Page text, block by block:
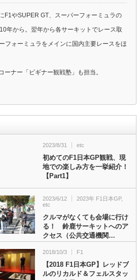
F1やSUPER GT、スーパーフォーミュラの
年から。翌年から各サーキットでレース取
フォーミュラをメインに国内主要レースをほ
ナー「ビギナー観戦塾」も担当。
2023/8/31 etc
初めてのF1日本GP観戦、現
地での楽しみ方を一挙紹介！
【Part1】
2023/6/12 2023年 F1日本GP,
etc
クルマがなくても会場に行け
る！ 鈴鹿サーキットへのア
クセス（公共交通機関…
2018/10/3 F1
【2018 F1日本GP】レッドブ
ルのリカルド＆フェルスタッ